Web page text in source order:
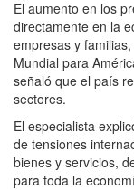
El aumento en los
directamente en la
empresas y
Mundial para
señaló que el país
sectores.
El especialista
de tensiones
bienes y servicios,
para toda la